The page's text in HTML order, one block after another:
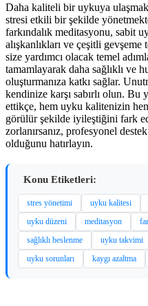
Daha kaliteli bir uykuya
stresi etkili bir şekilde
farkındalık meditasyonu, sabit
alışkanlıkları ve çeşitli
size yardımcı olacak temel
tamamlayarak daha sağlıklı ve
oluşturmanıza katkı sağlar.
kendinize karşı sabırlı olun.
ettikçe, hem uyku kalitenizin
görülür şekilde iyileştiğini fark
zorlanırsanız, profesyonel
olduğunu hatırlayın.
Konu Etiketleri:
stres yönetimi uyku kalitesi
uyku düzeni
meditasyon
sağlıklı beslenme
uyku takvimi
uyku sorunları
kaygı azaltma